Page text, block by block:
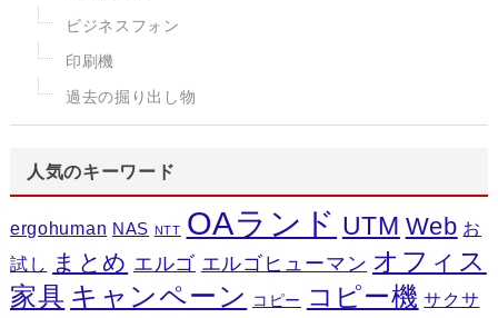
ビジネスフォン
印刷機
過去の掘り出し物
人気のキーワード
ergohuman NAS NTT OAランド UTM Web お
試し
まとめ エルゴ エルゴヒューマン オフィス
家具 キャンペーン コピー コピー機 サクサ